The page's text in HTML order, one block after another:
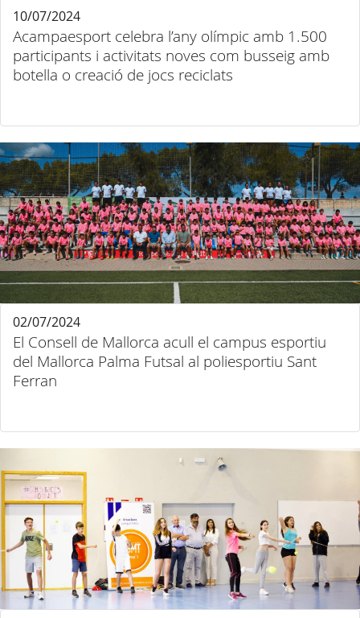
Acampaesport celebra l’any olímpic amb 1.500
participants i activitats noves com busseig amb
botella o creació de jocs reciclats
10/07/2024
El Consell de Mallorca acull el campus esportiu
del Mallorca Palma Futsal al poliesportiu Sant
Ferran
02/07/2024